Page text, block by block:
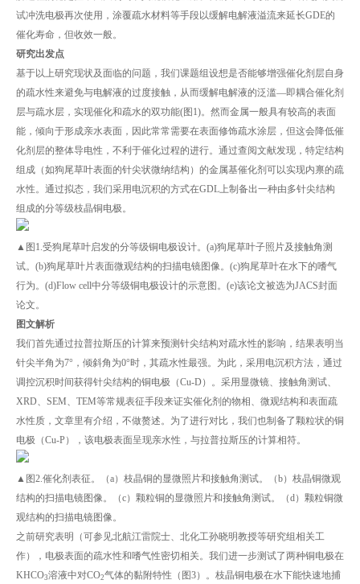
试冲洗电极再次使用，涂覆疏水材料等手段以缓解电解液溢流来延长GDE的
催化寿命，但收效一般。
研究出发点
基于以上研究现状及面临的问题，我们课题组设想是否能够增强催化剂层自身
的疏水性来避免与电解液的过度接触，从而缓解电解液的泛滥—即耦合催化剂
层与疏水层，实现催化和疏水的双功能(图1)。然而金属一般具有较高的表面
能，倾向于形成亲水表面，因此常常需要在表面修饰疏水涂层，但这会降低催
化剂层的整体导电性，不利于催化过程的进行。通过查阅文献发现，特定结构
组成（如狗尾草叶表面的针尖状微纳结构）的金属基催化剂可以实现内禀的疏
水性。通过拟态，我们采用电沉积的方式在GDL上制备出一种由多针尖结构
组成的分等级枝晶铜电极。
▲图1.受狗尾草叶启发的分等级铜电极设计。(a)狗尾草叶子照片及接触角测
试。(b)狗尾草叶片表面微观结构的扫描电镜图像。(c)狗尾草叶在水下的嗜气
行为。(d)Flow cell中分等级铜电极设计的示意图。(e)该论文被选为JACS封面
论文。
图文解析
我们首先通过拉普拉斯压的计算来预测针尖结构对疏水性的影响，结果表明当
针尖半角为7°，倾斜角为0°时，其疏水性最强。为此，采用电沉积方法，通过
调控沉积时间获得针尖结构的铜电极（Cu-D）。采用显微镜、接触角测试、
XRD、SEM、TEM等常规表征手段来证实催化剂的物相、微观结构和表面疏
水性质，文章里有介绍，不做赘述。为了进行对比，我们也制备了颗粒状的铜
电极（Cu-P），该电极表面呈现亲水性，与拉普拉斯压的计算相符。
▲图2.催化剂表征。（a）枝晶铜的显微照片和接触角测试。（b）枝晶铜微观
结构的扫描电镜图像。（c）颗粒铜的显微照片和接触角测试。（d）颗粒铜微
观结构的扫描电镜图像。
之前研究表明（可参见北航江雷院士、北化工孙晓明教授等研究组相关工
作），电极表面的疏水性和嗜气性密切相关。我们进一步测试了两种铜电极在
KHCO3溶液中对CO2气体的黏附特性（图3）。枝晶铜电极在水下能快速地捕